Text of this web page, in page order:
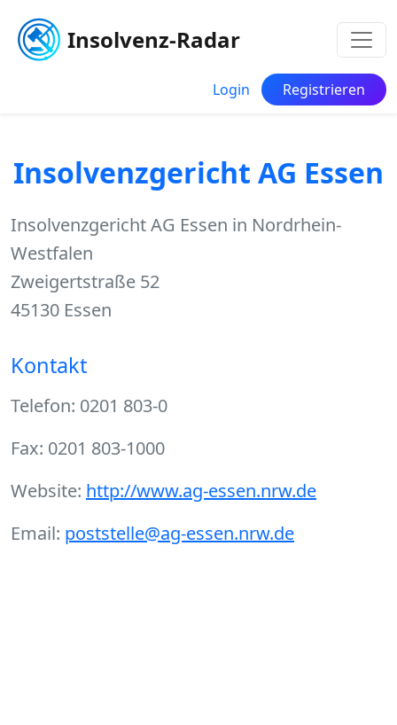
Insolvenz-Radar
Login Registrieren
Insolvenzgericht AG Essen
Insolvenzgericht AG Essen in Nordrhein-
Westfalen
Zweigertstraße 52
45130 Essen
Kontakt
Telefon: 0201 803-0
Fax: 0201 803-1000
Website: http://www.ag-essen.nrw.de
Email: poststelle@ag-essen.nrw.de